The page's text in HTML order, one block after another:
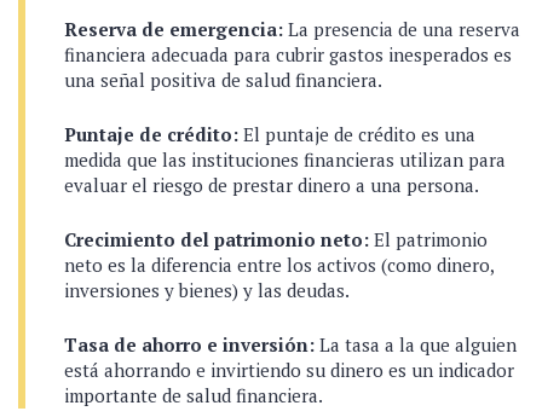
Reserva de emergencia: La presencia de una reserva
financiera adecuada para cubrir gastos inesperados es
una señal positiva de salud financiera.
Puntaje de crédito: El puntaje de crédito es una
medida que las instituciones financieras utilizan para
evaluar el riesgo de prestar dinero a una persona.
Crecimiento del patrimonio neto: El patrimonio
neto es la diferencia entre los activos (como dinero,
inversiones y bienes) y las deudas.
Tasa de ahorro e inversión: La tasa a la que alguien
está ahorrando e invirtiendo su dinero es un indicador
importante de salud financiera.